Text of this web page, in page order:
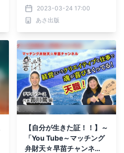
2023-03-24 17:00
あさ出版
【自分が生きた証！！】～
「You Tube～マッチング
弁財天☆早苗チャンネ